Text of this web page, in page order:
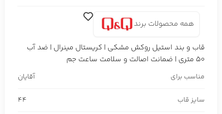
همه محصولات برند
قاب و بند استیل روکش مشکی | کریستال مینرال | ضد آب
50 متری | ضمانت اصالت و سلامت ساعت جم
مناسب برای آقایان
سایز قاب 44